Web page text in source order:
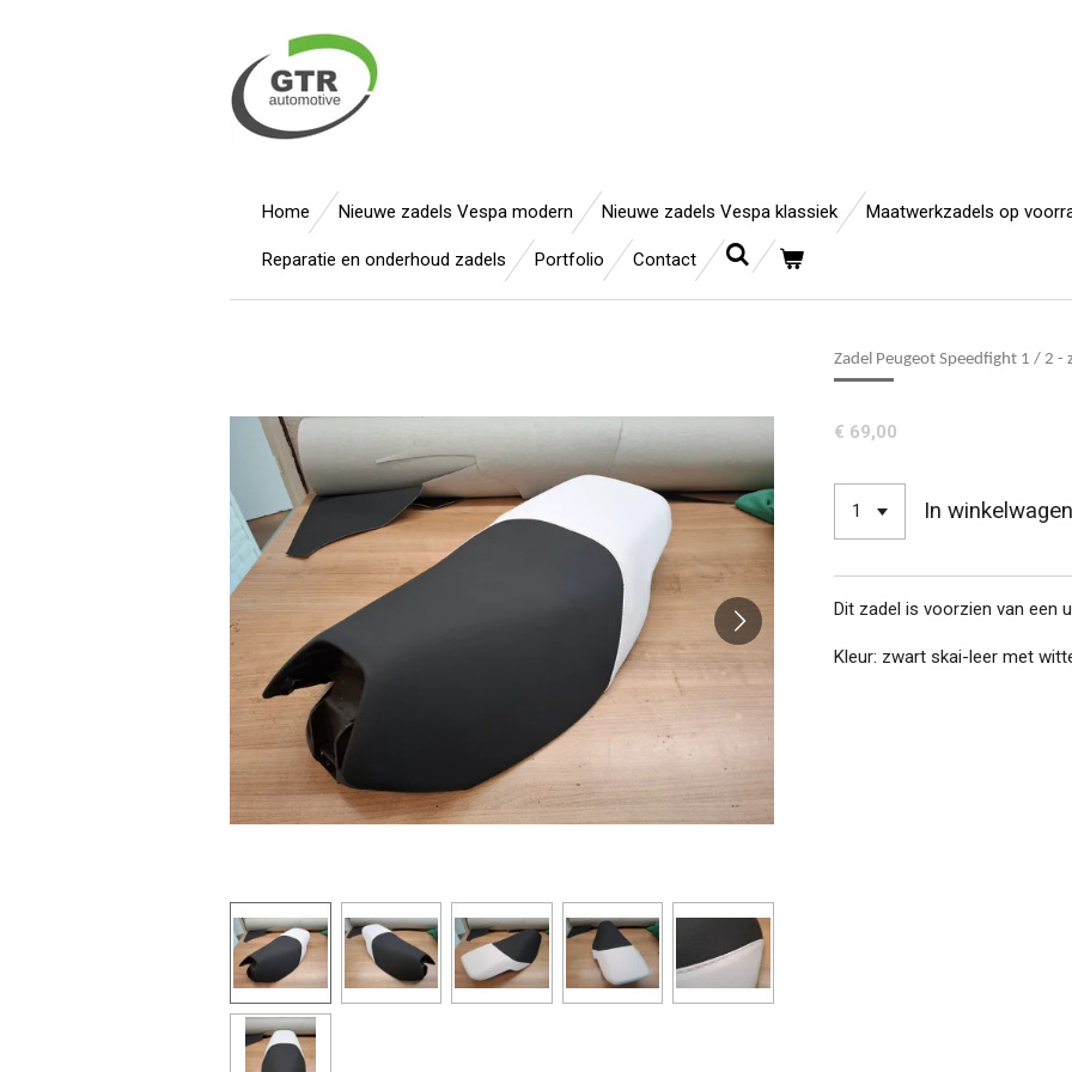
Home Nieuwe zadels Vespa modern Nieuwe zadels Vespa klassiek Maatwerkzadels op
Reparatie en onderhoud zadels Portfolio Contact
Zadel Peugeot Speedfight 1 / 2
€ 69,00
In winkelwagen
Dit zadel is voorzien van een
Kleur: zwart skai-leer met